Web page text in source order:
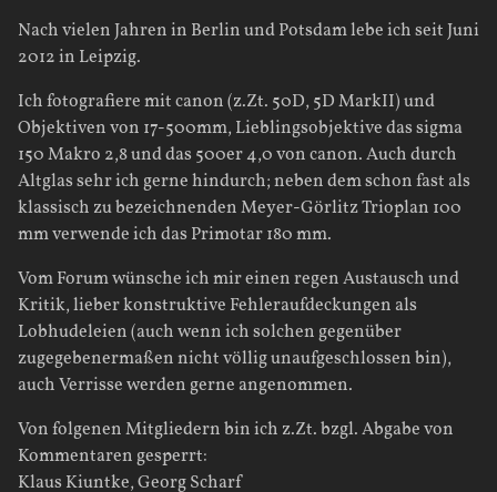
Nach vielen Jahren in Berlin und Potsdam lebe ich seit Juni
2012 in Leipzig.
Ich fotografiere mit canon (z.Zt. 50D, 5D MarkII) und
Objektiven von 17-500mm, Lieblingsobjektive das sigma
150 Makro 2,8 und das 500er 4,0 von canon. Auch durch
Altglas sehr ich gerne hindurch; neben dem schon fast als
klassisch zu bezeichnenden Meyer-Görlitz Trioplan 100
mm verwende ich das Primotar 180 mm.
Vom Forum wünsche ich mir einen regen Austausch und
Kritik, lieber konstruktive Fehleraufdeckungen als
Lobhudeleien (auch wenn ich solchen gegenüber
zugegebenermaßen nicht völlig unaufgeschlossen bin),
auch Verrisse werden gerne angenommen.
Von folgenen Mitgliedern bin ich z.Zt. bzgl. Abgabe von
Kommentaren gesperrt:
Klaus Kiuntke, Georg Scharf